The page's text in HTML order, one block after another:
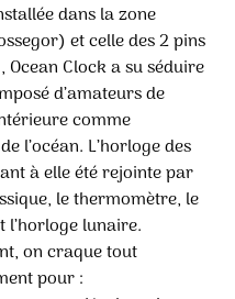
dans la zone
et celle des 2 pins
Clock a su séduire
d’amateurs de
comme
l’océan. L’horloge des
à elle été rejointe par
le thermomètre, le
l’horloge lunaire.
on craque tout
pour :